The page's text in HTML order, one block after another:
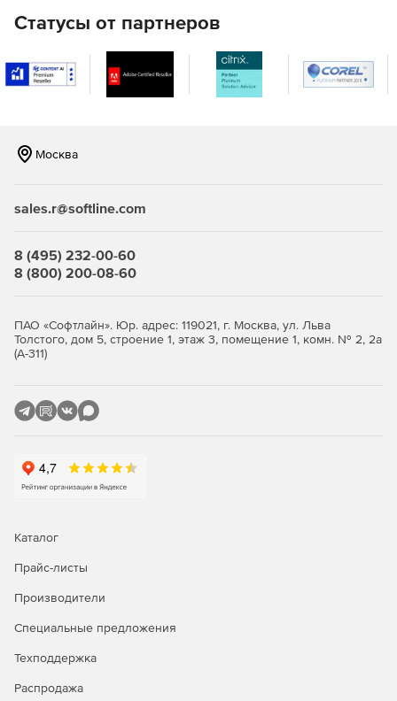
звукового канала 5.1 без понижающего
микширования.
мультимедиа или дрожания вращающейся камеры в
Просмотр всех кадров на временной шкале
Выпуск фильмов в формате видеофайла MKV.
2K или 4K Ultra HD.
Статусы от партнеров
Москва
sales.r@softline.com
8 (495) 232-00-60
8 (800) 200-08-60
ПАО «Софтлайн». Юр. адрес: 119021, г. Москва, ул. Льва
Толстого, дом 5, строение 1, этаж 3, помещение 1, комн. № 2, 2а
(А-311)
Каталог
Прайс-листы
Производители
Специальные предложения
Техподдержка
Распродажа